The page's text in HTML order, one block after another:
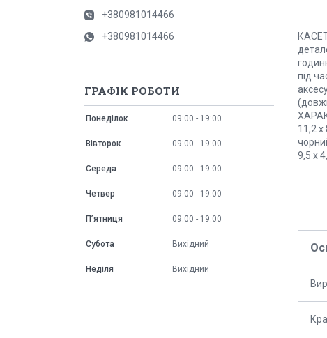
під
11,2 х
9,5 х
+380981014466
+380981014466
ГРАФІК РОБОТИ
Понеділок 09:00 19:00
Вівторок 09:00 19:00
Середа 09:00 19:00
Четвер 09:00 19:00
Пʼятниця 09:00 19:00
Субота Вихідний
Неділя Вихідний